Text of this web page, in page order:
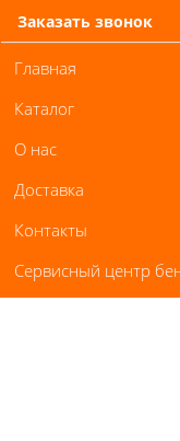
Заказать звонок
Главная
Каталог
О нас
Доставка
Контакты
Сервисный центр